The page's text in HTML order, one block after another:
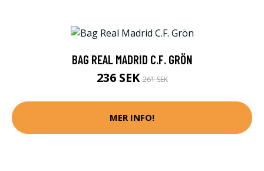
BAG REAL MADRID C.F. GRÖN
236 SEK261 SEK
MER INFO!